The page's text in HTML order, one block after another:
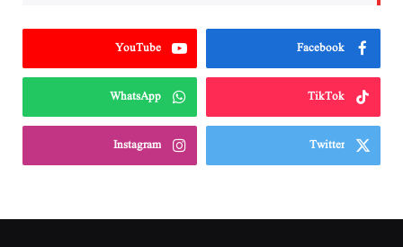
Facebook
YouTube
TikTok
WhatsApp
Twitter
Instagram